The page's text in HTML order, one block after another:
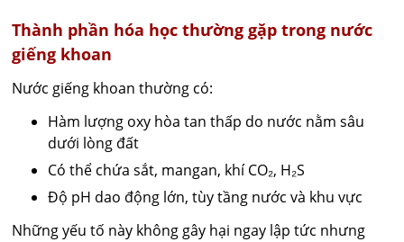
Thành phần hóa học thường gặp trong nước
giếng khoan
Nước giếng khoan thường có:
Hàm lượng oxy hòa tan thấp do nước nằm sâu
dưới lòng đất
Có thể chứa sắt, mangan, khí CO₂, H₂S
Độ pH dao động lớn, tùy tầng nước và khu vực
Những yếu tố này không gây hại ngay lập tức nhưng